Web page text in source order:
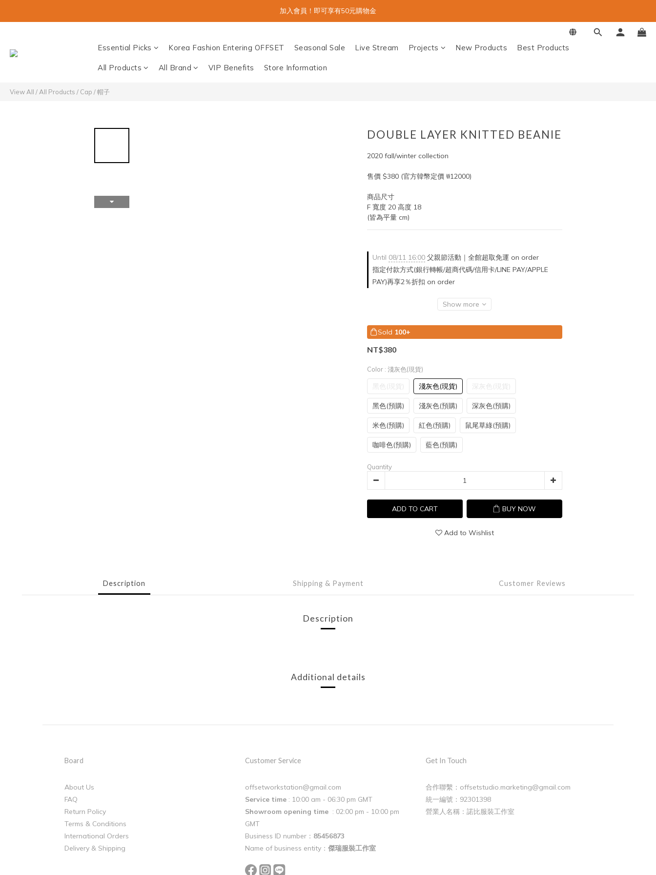
加入會員！即可享有50元購物金
Essential Picks Korea Fashion Entering OFFSET Seasonal Sale Live Stream Projects New Products Best Products
All Products All Brand VIP Benefits Store Information
View All / All Products / Cap / 帽子
DOUBLE LAYER KNITTED BEANIE
2020 fall/winter collection
售價 $380 (官方韓幣定價 ₩12000)
商品尺寸
F 寬度 20 高度 18
(皆為平量 cm)
Until 08/11 16:00父親節活動｜全館超取免運 on order
指定付款方式(銀行轉帳/超商代碼/信用卡/LINE PAY/APPLE
PAY)再享2％折扣 on order
Show more
Sold 100+
NT$380
Color : 淺灰色(現貨)
黑色(現貨) 淺灰色(現貨) 深灰色(現貨)
黑色(預購) 淺灰色(預購) 深灰色(預購)
米色(預購) 紅色(預購) 鼠尾草綠(預購)
咖啡色(預購) 藍色(預購)
Quantity
ADD TO CART BUY NOW
Add to Wishlist
Description Shipping & Payment Customer Reviews
Description
Additional details
BUY NOW
Board
About Us
FAQ
Return Policy
Terms & Conditions
International Orders
Delivery & Shipping
Customer Service
offsetworkstation@gmail.com
Service time : 10:00 am - 06:30 pm GMT
Showroom opening time : 02:00 pm - 10:00 pm
GMT
Business ID number： 85456873
Name of business entity： 傑瑞服裝工作室
Get In Touch
合作聯繫：offsetstudio.marketing@gmail.com
統一編號：92301398
營業人名稱：諾比服裝工作室